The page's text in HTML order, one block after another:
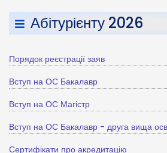
Абітурієнту 2026
Порядок реєстрації заяв
Вступ на ОС Бакалавр
Вступ на ОС Магістр
Вступ на ОС Бакалавр - друга вища
Сертифікати про акредитацію